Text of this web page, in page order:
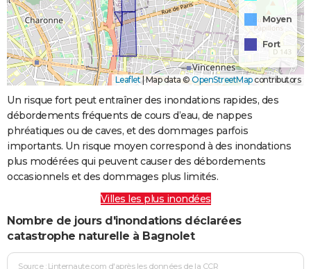
Moyen
Fort
Leaflet|Map data ©OpenStreetMapcontributors
Un risque fort peut entraîner des inondations rapides, des
débordements fréquents de cours d’eau, de nappes
phréatiques ou de caves, et des dommages parfois
importants. Un risque moyen correspond à des inondations
plus modérées qui peuvent causer des débordements
occasionnels et des dommages plus limités.
Villes les plus inondées
Nombre de jours d'inondations déclarées
catastrophe naturelle à Bagnolet
Source : Linternaute.com d'après les données de la CCR